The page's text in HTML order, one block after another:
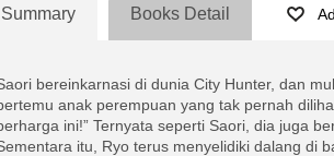
Summary Books Detail
bereinkarnasi di dunia City Hunter, dan
anak perempuan yang tak pernah
ini!” Ternyata seperti Saori, dia juga
itu, Ryo terus menyelidiki dalang di